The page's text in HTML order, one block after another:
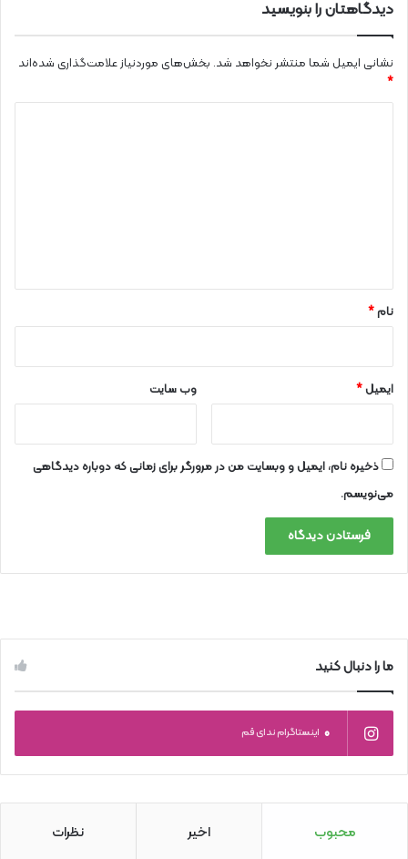
دیدگاهتان را بنویسید
نشانی ایمیل شما منتشر نخواهد شد. بخش‌های موردنیاز علامت‌گذاری شده‌اند
*
نام*
ایمیل* وب‌ سایت
ذخیره نام، ایمیل و وبسایت من در مرورگر برای زمانی که دوباره دیدگاهی
می‌نویسم.
ما را دنبال کنید
0 اینستاگرام ندای قم
محبوب اخیر نظرات